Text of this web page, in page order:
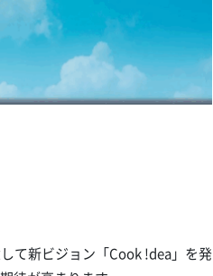
て新ビジョン「Cook !dea」を発